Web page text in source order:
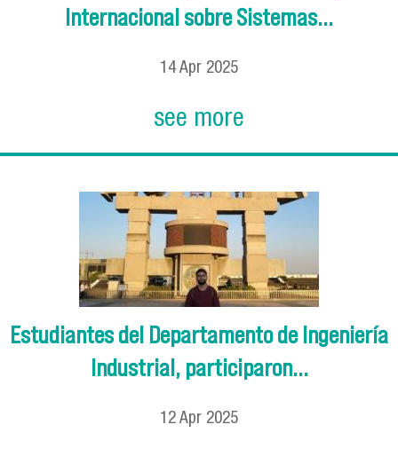
Internacional sobre Sistemas...
14Apr 2025
see more
Estudiantes del Departamento de Ingeniería
Industrial, participaron...
12 Apr 2025